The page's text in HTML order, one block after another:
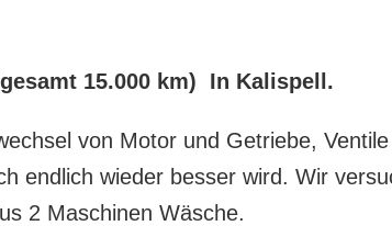
15.000 km) In Kalispell.
von Motor und Getriebe,
endlich wieder besser wird. Wir
2 Maschinen Wäsche.